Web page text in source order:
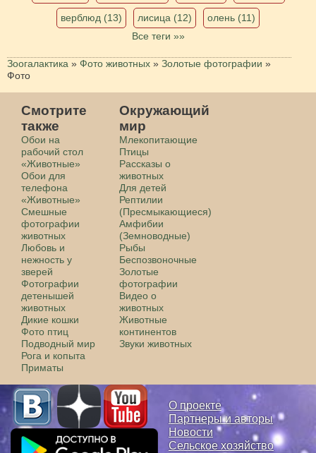
верблюд (13) лисица (12)
олень (11)
Все теги »»
Зоогалактика » Фото животных » Золотые фотографии »
Фото
Смотрите
также
Обои на
рабочий стол
«Животные»
Обои для
телефона
«Животные»
Смешные
фотографии
животных
Любовь и
нежность у
зверей
Фотографии
детенышей
животных
Дикие кошки
Фото птиц
Подводный мир
Рога и копыта
Приматы
Окружающий
мир
Млекопитающие
Птицы
Рассказы о
животных
Для детей
Рептилии
(Пресмыкающиеся)
Амфибии
(Земноводные)
Рыбы
Беспозвоночные
Золотые
фотографии
Видео о
животных
Животные
континентов
Звуки животных
О проекте
Партнеры и авторы
Новости
Сельское хозяйство